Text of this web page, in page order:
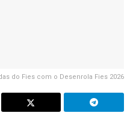
do Fies com o Desenrola Fies 2026